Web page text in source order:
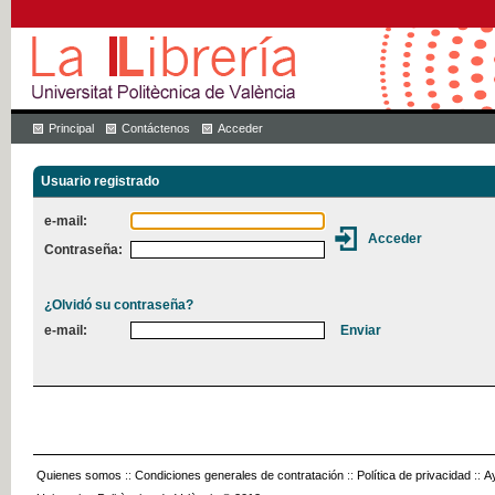
Principal Contáctenos Acceder
Usuario registrado
e-mail:
Contraseña:
¿Olvidó su contraseña?
e-mail:
Quienes somos :: Condiciones generales de contratación :: Política de privacidad ::